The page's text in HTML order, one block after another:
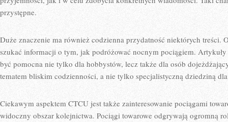
przystępne.
Duże znaczenie ma również codzienna przydatność niektórych treści.
szukać informacji o tym, jak podróżować nocnym pociągiem.
być pomocna nie tylko dla hobbystów, lecz także dla osób
tematem bliskim codzienności, a nie tylko specjalistyczną dziedziną
Ciekawym aspektem CTCU jest także zainteresowanie pociągami
widoczny obszar kolejnictwa. Pociągi towarowe odgrywają ogromną